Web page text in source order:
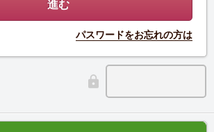
パスワードをお忘れの方は